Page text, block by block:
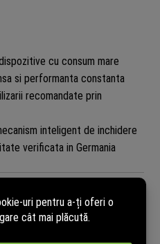
cu consum mare
si performanta constanta
recomandate prin
inteligent de inchidere
verificata in Germania